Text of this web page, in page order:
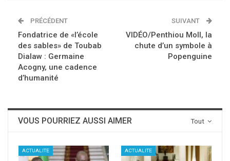
PRÉCÉDENT
Fondatrice de «l’école
des sables» de Toubab
Dialaw : Germaine
Acogny, une cadence
d’humanité
SUIVANT
VIDÉO/Penthiou Moll, la
chute d’un symbole à
Popenguine
Tout
VOUS POURRIEZ AUSSI AIMER
ACTUALITE ACTUALITE